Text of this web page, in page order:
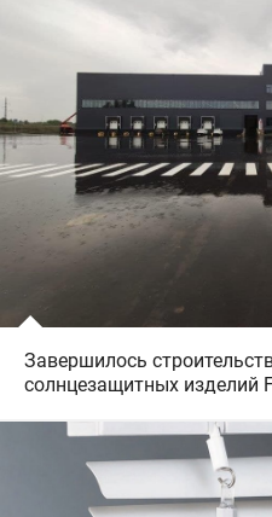
Завершилось
солнцезащитных изделий